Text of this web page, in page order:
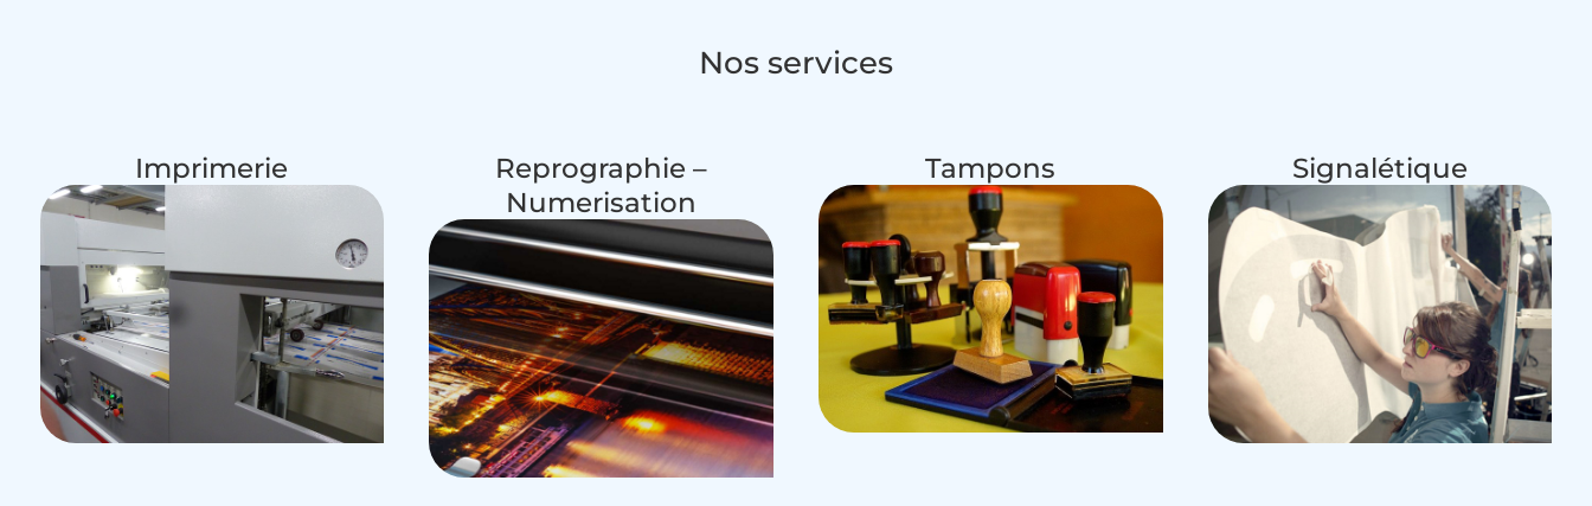
Nos services
Imprimerie
Reprographie –
Numerisation
Tampons Signalétique